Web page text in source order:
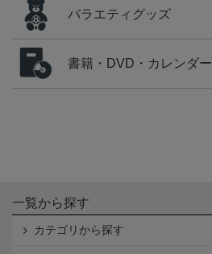
バラエティグッズ
書籍・DVD・カレンダー
一覧から探す
カテゴリから探す